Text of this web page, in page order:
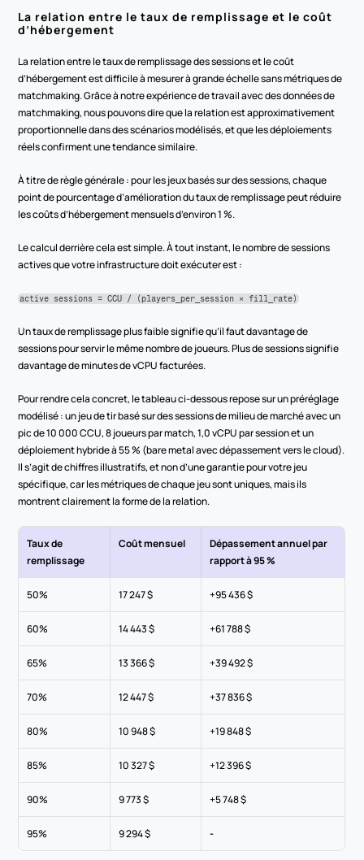
La relation entre le taux de remplissage et le coût
d’hébergement
La relation entre le taux de remplissage des sessions et le coût
d’hébergement est difficile à mesurer à grande échelle sans métriques de
matchmaking. Grâce à notre expérience de travail avec des données de
matchmaking, nous pouvons dire que la relation est approximativement
proportionnelle dans des scénarios modélisés, et que les déploiements
réels confirment une tendance similaire.
À titre de règle générale : pour les jeux basés sur des sessions, chaque
point de pourcentage d’amélioration du taux de remplissage peut réduire
les coûts d’hébergement mensuels d’environ 1 %.
Le calcul derrière cela est simple. À tout instant, le nombre de sessions
actives que votre infrastructure doit exécuter est :
active sessions = CCU / (players_per_session × fill_rate)
Un taux de remplissage plus faible signifie qu’il faut davantage de
sessions pour servir le même nombre de joueurs. Plus de sessions signifie
davantage de minutes de vCPU facturées.
Pour rendre cela concret, le tableau ci-dessous repose sur un préréglage
modélisé : un jeu de tir basé sur des sessions de milieu de marché avec un
pic de 10 000 CCU, 8 joueurs par match, 1,0 vCPU par session et un
déploiement hybride à 55 % (bare metal avec dépassement vers le cloud).
Il s’agit de chiffres illustratifs, et non d’une garantie pour votre jeu
spécifique, car les métriques de chaque jeu sont uniques, mais ils
montrent clairement la forme de la relation.
Taux de
remplissage
Coût mensuel
Dépassement annuel par
rapport à 95 %
50% 17 247 $ +95 436 $
60% 14 443 $ +61 788 $
65% 13 366 $ +39 492 $
70% 12 447 $ +37 836 $
80% 10 948 $ +19 848 $
85% 10 327 $ +12 396 $
90% 9 773 $ +5 748 $
95% 9 294 $ -